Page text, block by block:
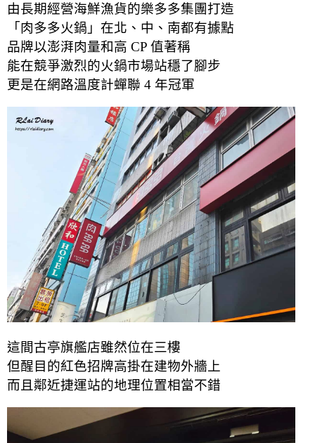
由長期經營海鮮漁貨的樂多多集團打造
「肉多多火鍋」在北、中、南都有據點
品牌以澎湃肉量和高 CP 值著稱
能在競爭激烈的火鍋市場站穩了腳步
更是在網路溫度計蟬聯 4 年冠軍
這間古亭旗艦店雖然位在三樓
但醒目的紅色招牌高掛在建物外牆上
而且鄰近捷運站的地理位置相當不錯